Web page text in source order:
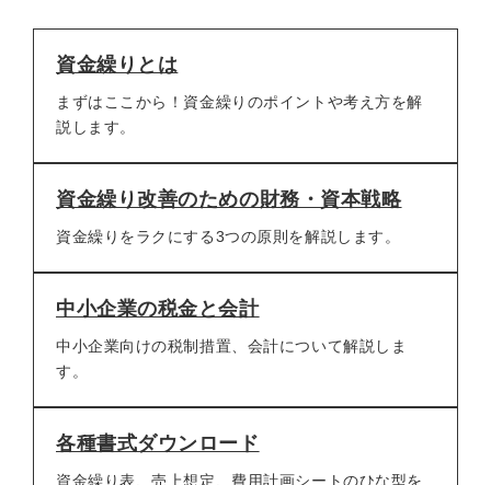
資金繰りとは
まずはここから！資金繰りのポイントや考え方を解
説します。
資金繰り改善のための財務・資本戦略
資金繰りをラクにする3つの原則を解説します。
中小企業の税金と会計
中小企業向けの税制措置、会計について解説しま
す。
各種書式ダウンロード
資金繰り表、売上想定、費用計画シートのひな型を